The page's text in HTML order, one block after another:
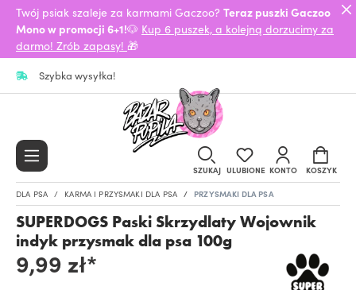
Twój psiak szaleje za karmami Gaczoo? Teraz puszki Gaczoo
Mono w promocji 6+1!🐶 Kup 6 puszek, a kolejną dorzucimy za
darmo! Zrób zapasy! 🎁
Szybka wysyłka!
SZUKAJ ULUBIONE KONTO KOSZYK
DLA PSA KARMA I PRZYSMAKI DLA PSA PRZYSMAKI DLA PSA
SUPERDOGS Paski Skrzydlaty Wojownik
indyk przysmak dla psa 100g
9,99 zł*